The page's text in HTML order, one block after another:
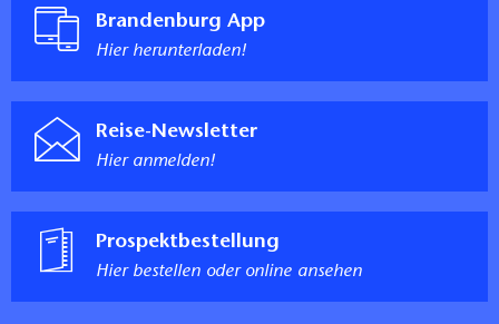
Brandenburg App
Hier herunterladen!
Reise-Newsletter
Hier anmelden!
Prospektbestellung
Hier bestellen oder online ansehen